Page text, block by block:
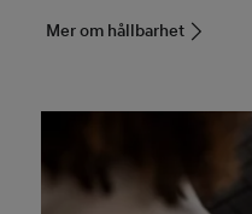
Mer om hållbarhet